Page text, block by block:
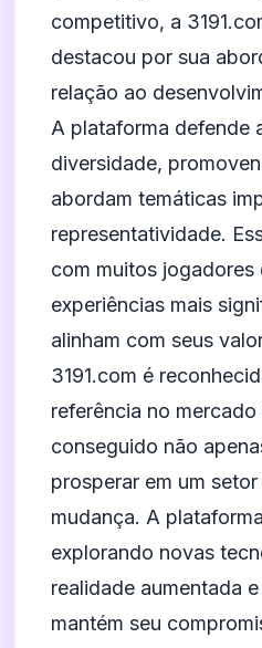
competitivo, a
destacou por sua
relação ao
A plataforma defende
diversidade,
abordam temáticas
representatividade.
com muitos jogadores
experiências mais
alinham com seus
3191.com é
referência no
conseguido não
prosperar em um
mudança. A
explorando novas
realidade aumentada
mantém seu